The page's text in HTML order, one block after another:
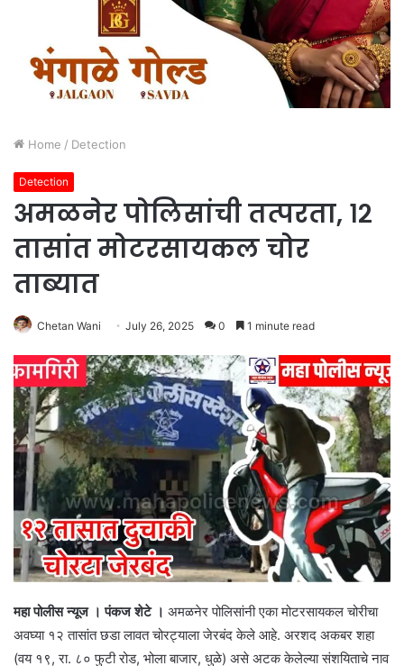
Home / Detection
Detection
अमळनेर पोलिसांची तत्परता, १२
तासांत मोटरसायकल चोर
ताब्यात
Chetan Wani July 26, 2025 0 1 minute read
महा पोलीस न्यूज । पंकज शेटे । अमळनेर पोलिसांनी एका मोटरसायकल चोरीचा
अवघ्या १२ तासांत छडा लावत चोरट्याला जेरबंद केले आहे. अरशद अकबर शहा
(वय १९, रा. ८० फुटी रोड, भोला बाजार, धुळे) असे अटक केलेल्या संशयिताचे नाव